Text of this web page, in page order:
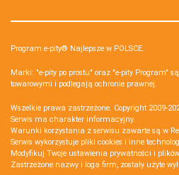
Program e-pity® Najlepsze w POLSCE.
Marki: "e-pity po prostu" oraz "e-pity Program"
towarowymi i podlegają ochronie prawnej.
Wszelkie prawa zastrzeżone. Copyright 2009-
Serwis ma charakter informacyjny.
Warunki korzystania z serwisu zawarte są w
Serwis wykorzystuje pliki cookies i inne
Modyfikuj Twoje ustawienia prywatności i
Zastrzeżone nazwy i loga firm, zostały użyte